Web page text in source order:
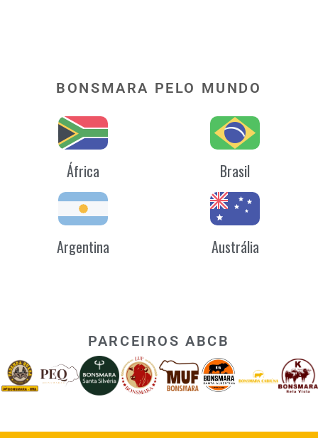
BONSMARA PELO MUNDO
África Brasil
Argentina Austrália
PARCEIROS ABCB